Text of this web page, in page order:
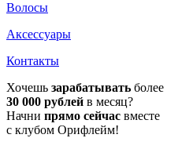
Волосы
Аксессуары
Контакты
Хочешь зарабатывать более
30 000 рублей в месяц?
Начни прямо сейчас вместе
с клубом Орифлейм!